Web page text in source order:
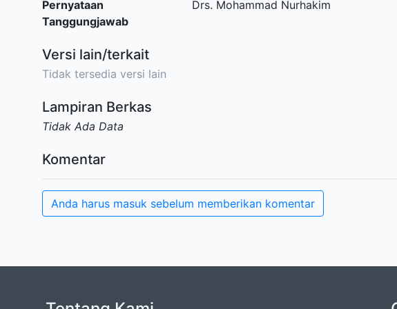
Pernyataan
Tanggungjawab
Drs. Mohammad Nurhakim
Versi lain/terkait
Tidak tersedia versi lain
Lampiran Berkas
Tidak Ada Data
Komentar
Anda harus masuk sebelum memberikan komentar